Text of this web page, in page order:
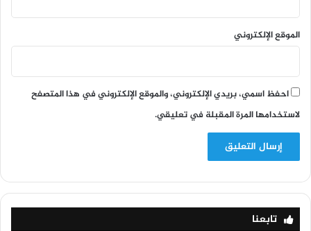
الموقع الإلكتروني
احفظ اسمي، بريدي الإلكتروني، والموقع الإلكتروني في هذا المتصفح
لاستخدامها المرة المقبلة في تعليقي.
تابعنا